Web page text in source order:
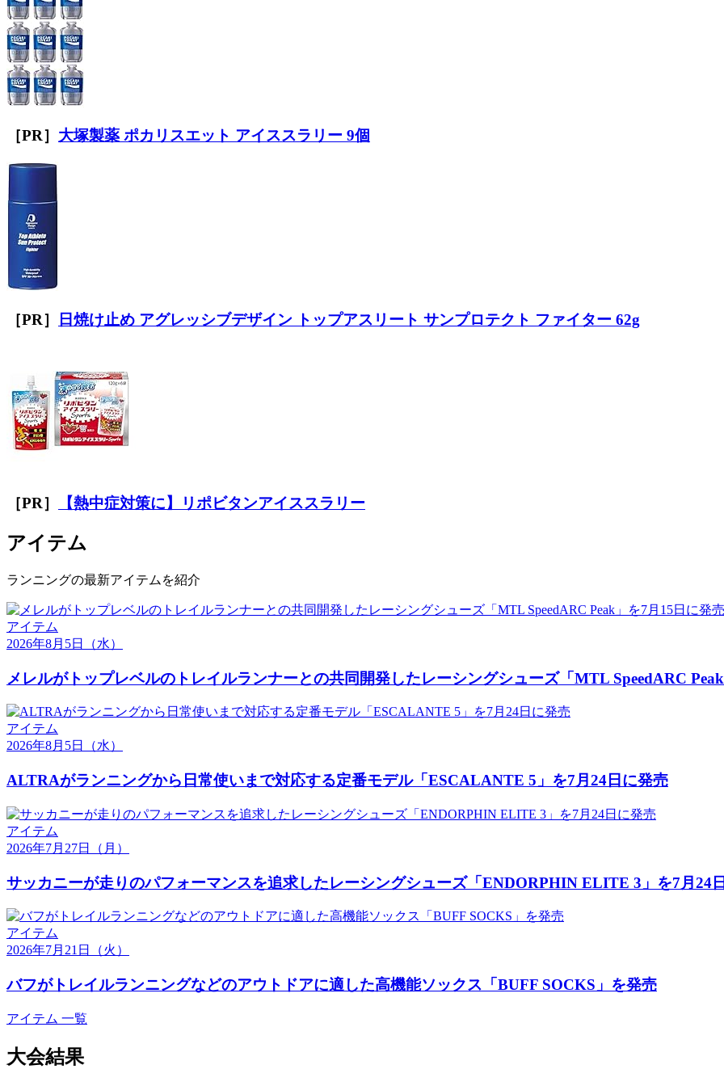
［PR］ 大塚製薬 ポカリスエット アイススラリー 9個
［PR］ 日焼け止め アグレッシブデザイン トップアスリート サンプロテクト ファイター 62g
［PR］ 【熱中症対策に】リポビタンアイススラリー
アイテム
ランニングの最新アイテムを紹介
アイテム
2026年8月5日
（水）
メレルがトップレベルのトレイルランナーとの共同開発したレーシングシューズ「MTL SpeedARC
アイテム
2026年8月5日
（水）
ALTRAがランニングから日常使いまで対応する定番モデル「ESCALANTE 5」を7月24日に発売
アイテム
2026年7月27日
（月）
サッカニーが走りのパフォーマンスを追求したレーシングシューズ「ENDORPHIN ELITE 3」を7月24
アイテム
2026年7月21日
（火）
バフがトレイルランニングなどのアウトドアに適した高機能ソックス「BUFF SOCKS」を発売
アイテム 一覧
大会結果